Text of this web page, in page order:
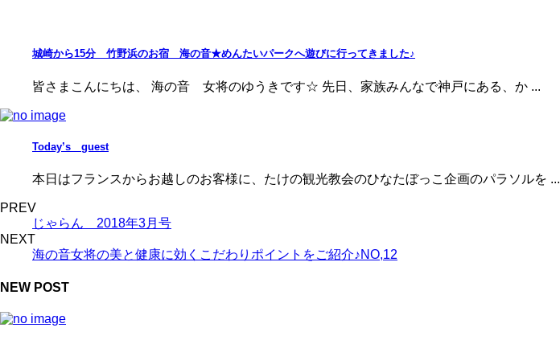
城崎から15分 竹野浜のお宿 海の音★めんたいパークへ遊びに行ってきました♪
皆さまこんにちは、 海の音 女将のゆうきです☆ 先日、家族みんなで神戸にある、か ...
Today’s guest
本日はフランスからお越しのお客様に、たけの観光教会のひなたぼっこ企画のパラソルを ...
PREV
じゃらん 2018年3月号
NEXT
海の音女将の美と健康に効くこだわりポイントをご紹介♪NO,12
NEW POST